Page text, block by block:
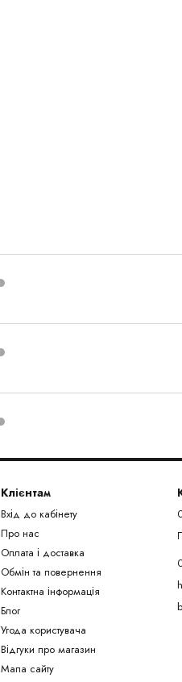
Клієнтам
Вхід до кабінету
Про нас
Оплата і доставка
Обмін та повернення
Контактна інформація
Блог
Угода користувача
Відгуки про магазин
Мапа сайту